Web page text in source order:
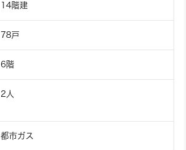
14階建
78戸
6階
2人
都市ガス